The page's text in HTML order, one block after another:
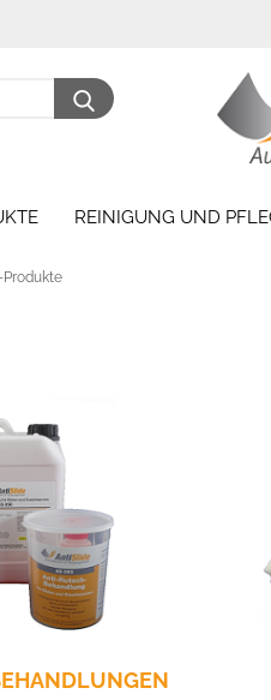
Suche...
REINIGUNG UND